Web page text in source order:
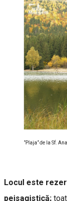
”Plaja” de la Sf.
Locul este
peisagistică;